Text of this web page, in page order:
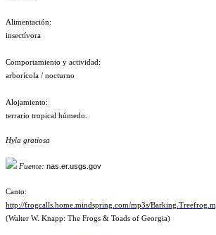
Alimentación:
insectívora
Comportamiento y actividad:
arborícola / nocturno
Alojamiento:
terrario tropical húmedo.
Hyla gratiosa
Fuente: nas.er.usgs.gov
Canto:
http://frogcalls.home.mindspring.com/mp3s/
(Walter W. Knapp: The Frogs & Toads of Georgia)